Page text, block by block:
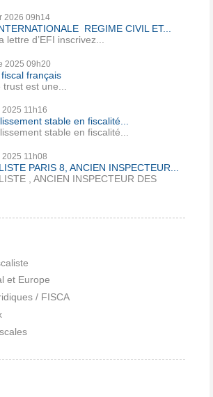
2026 09h14
REGIME CIVIL ET...
lettre d’EFI inscrivez...
2025 09h20
français
est une...
2025 11h16
stable en fiscalité...
stable en fiscalité...
2025 11h08
PARIS 8, ANCIEN INSPECTEUR...
, ANCIEN INSPECTEUR DES
et Europe
/ FISCA